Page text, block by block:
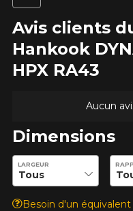
Avis clients
Hankook
HPX RA43
Aucun
Dimensions
Entrez les dimensions
LARGEUR
Besoin d'un
Option